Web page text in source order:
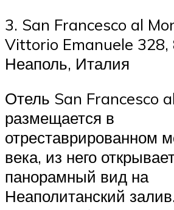
3. San Francesco al
Vittorio Emanuele 328,
Неаполь, Италия
Отель San Francesco
размещается в
отреставрированном
века, из него
панорамный вид на
Неаполитанский